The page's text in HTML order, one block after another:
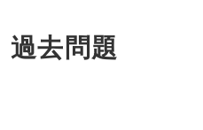
過去問題